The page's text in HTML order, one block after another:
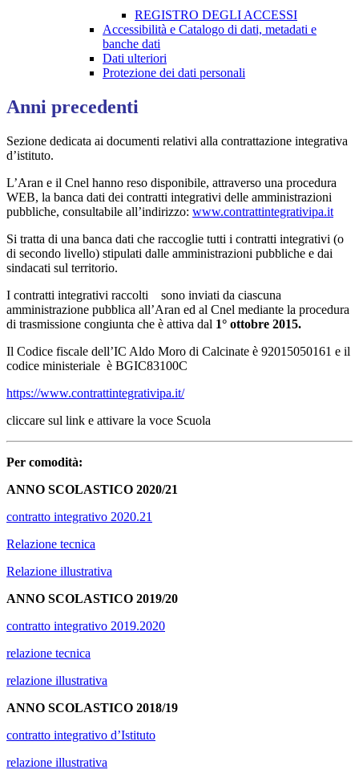
REGISTRO DEGLI ACCESSI
Accessibilità e Catalogo di dati, metadati e
banche dati
Dati ulteriori
Protezione dei dati personali
Anni precedenti
Sezione dedicata ai documenti relativi alla contrattazione integrativa
d’istituto.
L’Aran e il Cnel hanno reso disponibile, attraverso una procedura
WEB, la banca dati dei contratti integrativi delle amministrazioni
pubbliche, consultabile all’indirizzo: www.contrattintegrativipa.it
Si tratta di una banca dati che raccoglie tutti i contratti integrativi (o
di secondo livello) stipulati dalle amministrazioni pubbliche e dai
sindacati sul territorio.
I contratti integrativi raccolti sono inviati da ciascuna
amministrazione pubblica all’Aran ed al Cnel mediante la procedura
di trasmissione congiunta che è attiva dal 1° ottobre 2015.
Il Codice fiscale dell’IC Aldo Moro di Calcinate è 92015050161 e il
codice ministeriale è BGIC83100C
https://www.contrattintegrativipa.it/
cliccare sul link e attivare la voce Scuola
Per comodità:
ANNO SCOLASTICO 2020/21
contratto integrativo 2020.21
Relazione tecnica
Relazione illustrativa
ANNO SCOLASTICO 2019/20
contratto integrativo 2019.2020
relazione tecnica
relazione illustrativa
ANNO SCOLASTICO 2018/19
contratto integrativo d’Istituto
relazione illustrativa